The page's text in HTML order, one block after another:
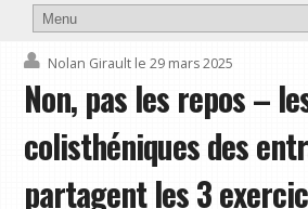
Nolan Girault le 29 mars 2025
Non, pas les repos –
colisthéniques des
partagent les 3